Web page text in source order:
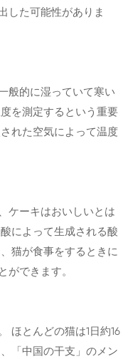
した可能性がありま
般的に湿っていて寒い
を測定するという重要
れた空気によって温度
ケーキはおいしいとは
によって生成される酸
猫が食事をするときに
ができます。
ほとんどの猫は1日約16
「中国の干支」のメン